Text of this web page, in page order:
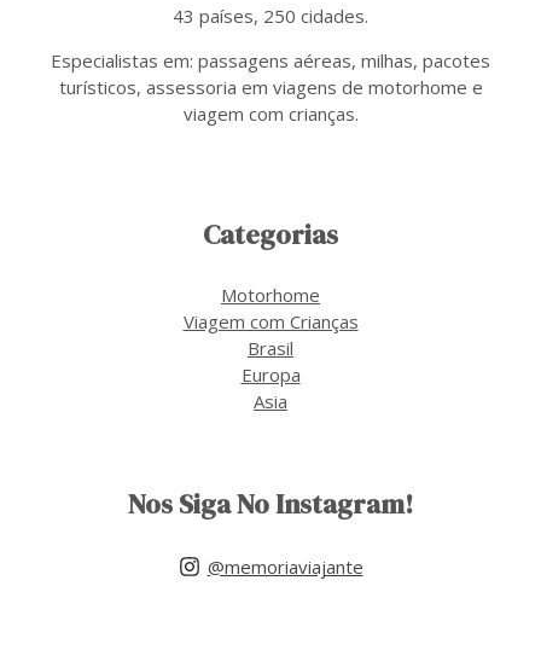
43 países, 250 cidades.
Especialistas em: passagens aéreas, milhas, pacotes
turísticos, assessoria em viagens de motorhome e
viagem com crianças.
Categorias
Motorhome
Viagem com Crianças
Brasil
Europa
Asia
Nos Siga No Instagram!
@memoriaviajante